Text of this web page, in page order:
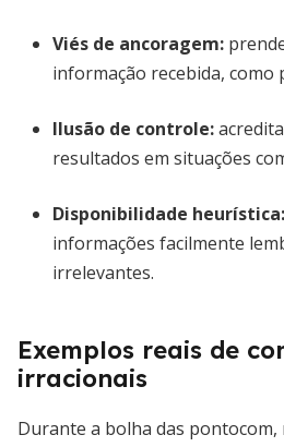
Viés de ancoragem:
informação recebida, como
Ilusão de controle:
resultados em situações
Disponibilidade heurística:
informações facilmente
irrelevantes.
Exemplos reais de
irracionais
Durante a bolha das